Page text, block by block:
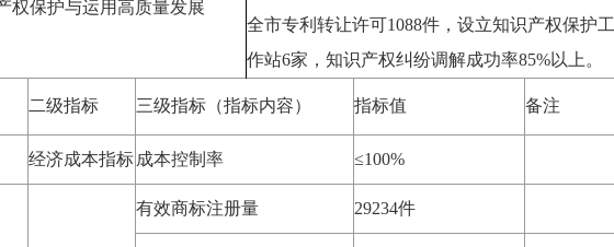
权保护与运用高质量发展
全市专利转让许可1088件，设立知识产权保护工
作站6家，知识产权纠纷调解成功率85%以上。
二级指标 三级指标（指标内容） 指标值 备注
经济成本指标 成本控制率 ≤100%
有效商标注册量 29234件